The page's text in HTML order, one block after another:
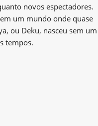
novos espectadores.
um mundo onde quase
ou Deku, nasceu sem um
tempos.